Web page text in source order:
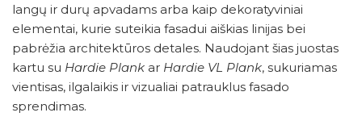
langų ir durų apvadams arba kaip dekoratyviniai
elementai, kurie suteikia fasadui aiškias linijas bei
pabrėžia architektūros detales. Naudojant šias juostas
kartu su Hardie Plank ar Hardie VL Plank, sukuriamas
vientisas, ilgalaikis ir vizualiai patrauklus fasado
sprendimas.